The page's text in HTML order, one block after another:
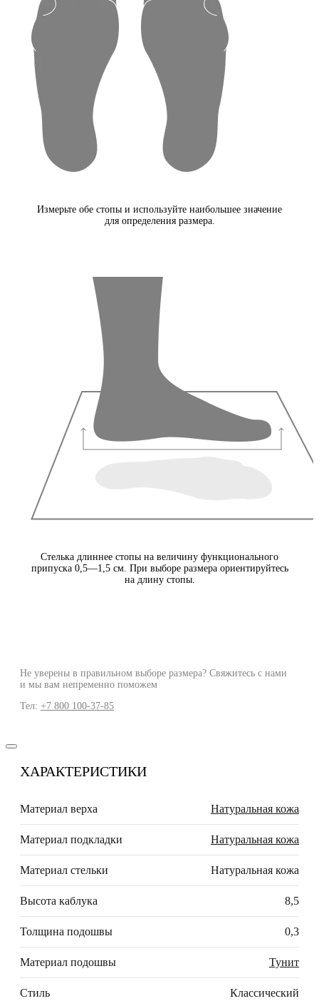
Измерьте обе стопы и используйте наибольшее значение
для определения размера.
Стелька длиннее стопы на величину функционального
припуска 0,5—1,5 см. При выборе размера ориентируйтесь
на длину стопы.
Не уверены в правильном выборе размера? Свяжитесь с нами
и мы вам непременно поможем
Тел: +7 800 100-37-85
ХАРАКТЕРИСТИКИ
Материал верха Натуральная кожа
Материал подкладки Натуральная кожа
Материал стельки Натуральная кожа
Высота каблука 8,5
Толщина подошвы 0,3
Материал подошвы Тунит
Стиль Классический